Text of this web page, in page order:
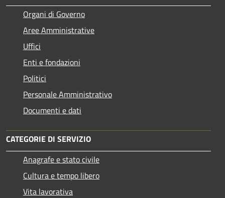
Organi di Governo
Aree Amministrative
Uffici
Enti e fondazioni
Politici
Personale Amministrativo
Documenti e dati
CATEGORIE DI SERVIZIO
Anagrafe e stato civile
Cultura e tempo libero
Vita lavorativa